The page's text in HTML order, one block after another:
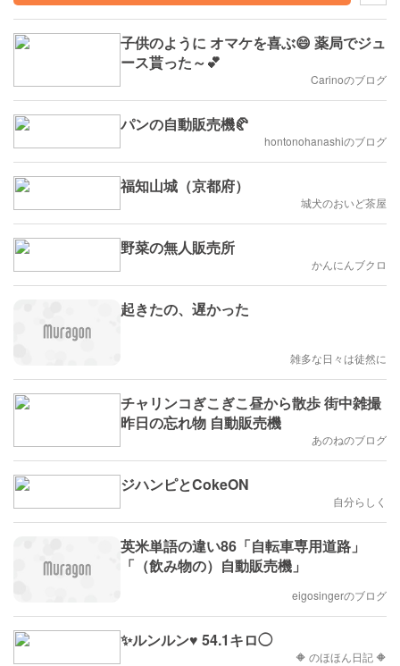
子供のように オマケを喜ぶ😄 薬局でジュ
ース貰った～💕
Carinoのブログ
パンの自動販売機🥐
hontonohanashiのブログ
福知山城（京都府）
城犬のおいど茶屋
野菜の無人販売所
かんにんブクロ
起きたの、遅かった
雑多な日々は徒然に
チャリンコぎこぎこ昼から散歩 街中雑撮
昨日の忘れ物 自動販売機
あのねのブログ
ジハンピとCokeON
自分らしく
英米単語の違い86「自転車専用道路」
「（飲み物の）自動販売機」
eigosingerのブログ
✨ルンルン♥️ 54.1キロ◯
🔶 のほほん日記 🔶